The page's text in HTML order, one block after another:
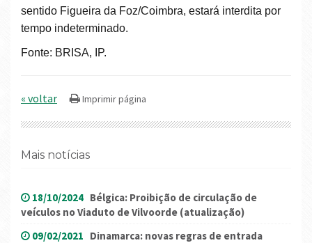
sentido Figueira da Foz/Coimbra, estará interdita por
tempo indeterminado.
Fonte: BRISA, IP.
« voltar
Mais notícias
18/10/2024 Bélgica: Proibição de circulação de
veículos no Viaduto de Vilvoorde (atualização)
09/02/2021 Dinamarca: novas regras de entrada